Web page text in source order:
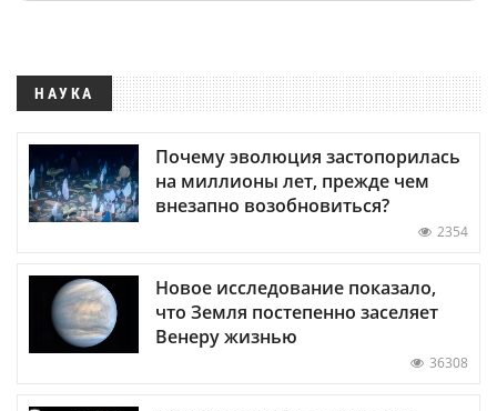
НАУКА
Почему эволюция застопорилась
на миллионы лет, прежде чем
внезапно возобновиться?
2354
Новое исследование показало,
что Земля постепенно заселяет
Венеру жизнью
36308